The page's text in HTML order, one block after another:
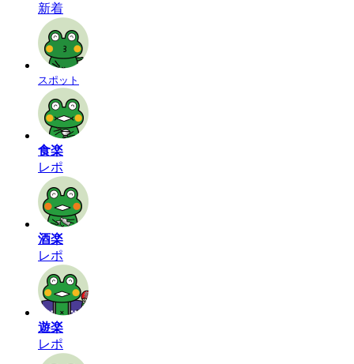
新着
スポット
食楽
レポ
酒楽
レポ
遊楽
レポ